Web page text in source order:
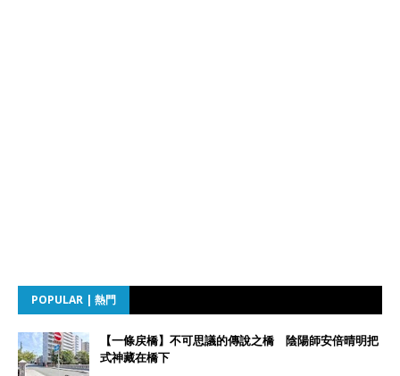
POPULAR | 熱門
【一條戻橋】不可思議的傳說之橋 陰陽師安倍晴明把
式神藏在橋下